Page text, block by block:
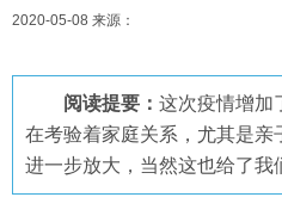
2020-05-08 来源：
阅读提要： 这次疫情增加
在考验着家庭关系，尤其是亲
进一步放大，当然这也给了我